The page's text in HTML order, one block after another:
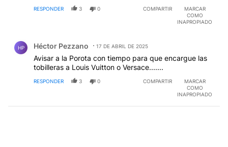
RESPONDER 3 0 COMPARTIR
MARCAR
COMO
INAPROPIADO
HP Héctor Pezzano 17 DE ABRIL DE 2025
Avisar a la Porota con tiempo para que encargue las
tobilleras a Louis Vuitton o Versace.......
RESPONDER 3 0 COMPARTIR
MARCAR
COMO
INAPROPIADO